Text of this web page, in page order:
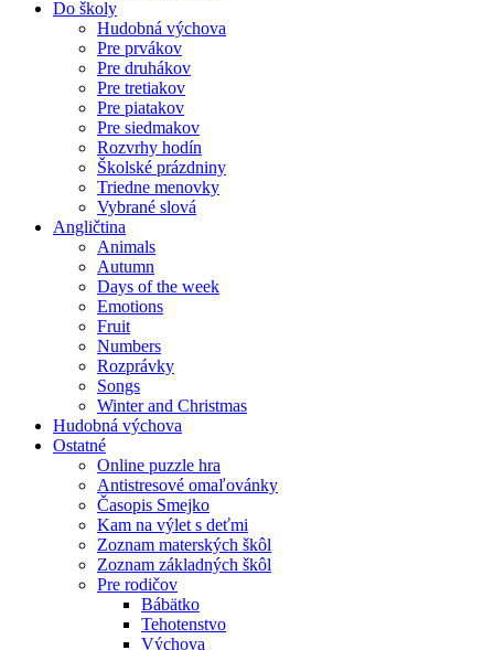
Do školy
Hudobná výchova
Pre prvákov
Pre druhákov
Pre tretiakov
Pre piatakov
Pre siedmakov
Rozvrhy hodín
Školské prázdniny
Triedne menovky
Vybrané slová
Angličtina
Animals
Autumn
Days of the week
Emotions
Fruit
Numbers
Rozprávky
Songs
Winter and Christmas
Hudobná výchova
Ostatné
Online puzzle hra
Antistresové omaľovánky
Časopis Smejko
Kam na výlet s deťmi
Zoznam materských škôl
Zoznam základných škôl
Pre rodičov
Bábätko
Tehotenstvo
Výchova